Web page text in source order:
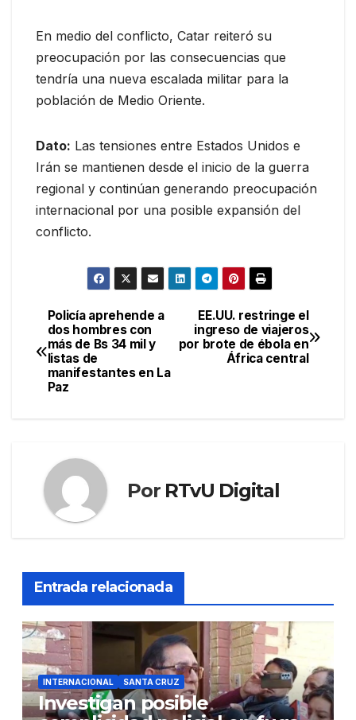
En medio del conflicto, Catar reiteró su
preocupación por las consecuencias que
tendría una nueva escalada militar para la
población de Medio Oriente.
Dato: Las tensiones entre Estados Unidos e
Irán se mantienen desde el inicio de la guerra
regional y continúan generando preocupación
internacional por una posible expansión del
conflicto.
Navegación
de
entradas
EE.UU. restringe el
ingreso de viajeros
por brote de ébola en
África central
Policía aprehende a
dos hombres con
más de Bs 34 mil y
listas de
manifestantes en La
Paz
Por RTvU Digital
Entrada relacionada
INTERNACIONAL SANTA CRUZ
Investigan posible